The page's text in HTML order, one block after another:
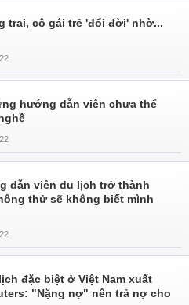
trai, cô gái trẻ 'đổi đời' nhờ...
hướng dẫn viên chưa thể
dẫn viên du lịch trở thành
thử sẽ không biết mình
đặc biệt ở Việt Nam xuất
"Nặng nợ" nên trả nợ cho